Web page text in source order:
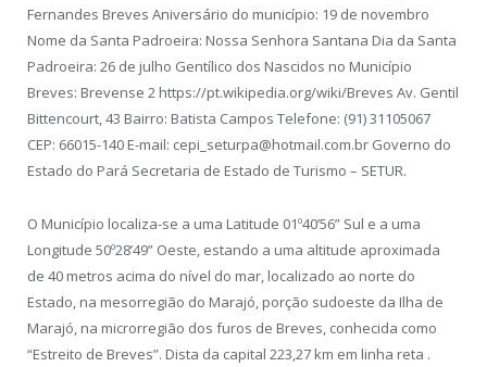
Fernandes Breves Aniversário do município: 19 de novembro
Nome da Santa Padroeira: Nossa Senhora Santana Dia da Santa
Padroeira: 26 de julho Gentílico dos Nascidos no Município
Breves: Brevense 2 https://pt.wikipedia.org/wiki/Breves Av. Gentil
Bittencourt, 43 Bairro: Batista Campos Telefone: (91) 31105067
CEP: 66015-140 E-mail: cepi_seturpa@hotmail.com.br Governo do
Estado do Pará Secretaria de Estado de Turismo – SETUR.
O Município localiza-se a uma Latitude 01º40’56” Sul e a uma
Longitude 50º28’49” Oeste, estando a uma altitude aproximada
de 40 metros acima do nível do mar, localizado ao norte do
Estado, na mesorregião do Marajó, porção sudoeste da Ilha de
Marajó, na microrregião dos furos de Breves, conhecida como
“Estreito de Breves”. Dista da capital 223,27 km em linha reta .